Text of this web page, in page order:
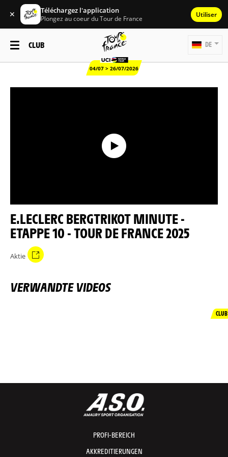
✕ Téléchargez l'application
Plongez au coeur du Tour de France Utiliser
CLUB
04/07 > 26/07/2026
DE
E.LECLERC BERGTRIKOT MINUTE -
ETAPPE 10 - TOUR DE FRANCE 2025
Aktie
VERWANDTE VIDEOS
CLUB
PROFI-BEREICH
AKKREDITIERUNGEN